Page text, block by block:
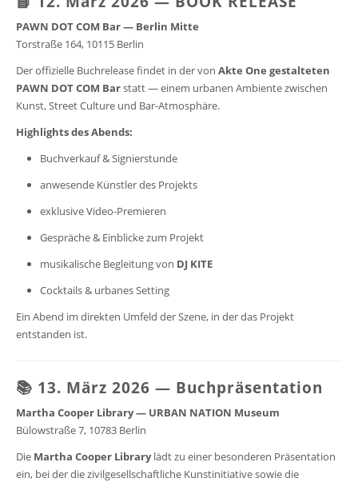
PAWN DOT COM Bar — Berlin Mitte
Torstraße 164, 10115 Berlin
Der offizielle Buchrelease findet in der von Akte One gestalteten
PAWN DOT COM Barstatt — einem urbanen Ambiente zwischen
Kunst, Street Culture und Bar-Atmosphäre.
Highlights des Abends:
Buchverkauf & Signierstunde
anwesende Künstler des Projekts
exklusive Video-Premieren
Gespräche & Einblicke zum Projekt
musikalische Begleitung von DJ KITE
Cocktails & urbanes Setting
Ein Abend im direkten Umfeld der Szene, in der das Projekt
entstanden ist.
📚 13. März 2026 — Buchpräsentation
Martha Cooper Library — URBAN NATION Museum
Bülowstraße 7, 10783 Berlin
Die Martha Cooper Librarylädt zu einer besonderen Präsentation
ein, bei der die zivilgesellschaftliche Kunstinitiative sowie die